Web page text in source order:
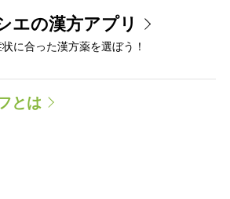
エの漢方アプリ
に合った漢方薬を選ぼう！
とは